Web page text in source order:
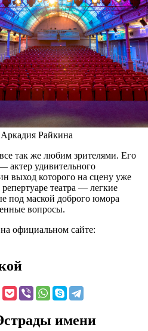
Райкина
так же любим зрителями. Его
актер удивительного
выход которого на сцену уже
театра — легкие
под маской доброго юмора
вопросы.
официальном сайте:
имени